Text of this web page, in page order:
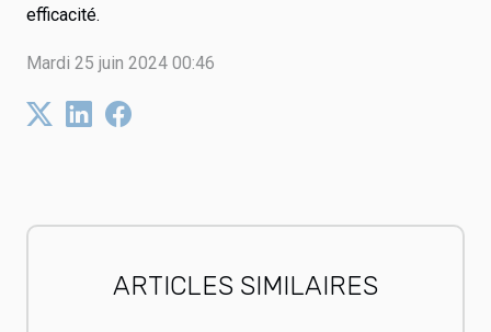
efficacité.
Mardi 25 juin 2024 00:46
ARTICLES SIMILAIRES